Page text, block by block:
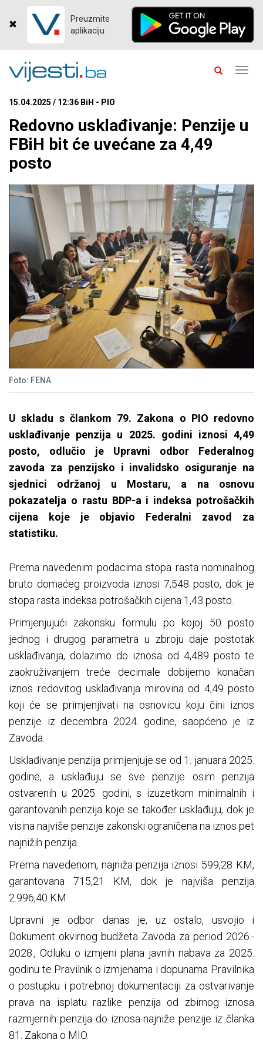
Preuzmite
aplikaciju
15.04.2025 / 12:36 BiH - PIO
Redovno usklađivanje: Penzije u
FBiH bit će uvećane za 4,49
posto
Foto: FENA
U skladu s člankom 79. Zakona o PIO redovno
usklađivanje penzija u 2025. godini iznosi 4,49
posto, odlučio je Upravni odbor Federalnog
zavoda za penzijsko i invalidsko osiguranje na
sjednici održanoj u Mostaru, a na osnovu
pokazatelja o rastu BDP-a i indeksa potrošačkih
cijena koje je objavio Federalni zavod za
statistiku.
Prema navedenim podacima stopa rasta nominalnog
bruto domaćeg proizvoda iznosi 7,548 posto, dok je
stopa rasta indeksa potrošačkih cijena 1,43 posto.
Primjenjujući zakonsku formulu po kojoj 50 posto
jednog i drugog parametra u zbroju daje postotak
usklađivanja, dolazimo do iznosa od 4,489 posto te
zaokruživanjem treće decimale dobijemo konačan
iznos redovitog usklađivanja mirovina od 4,49 posto
koji će se primjenjivati na osnovicu koju čini iznos
penzije iz decembra 2024. godine, saopćeno je iz
Zavoda.
Usklađivanje penzija primjenjuje se od 1. januara 2025.
godine, a usklađuju se sve penzije osim penzija
ostvarenih u 2025. godini, s izuzetkom minimalnih i
garantovanih penzija koje se također usklađuju, dok je
visina najviše penzije zakonski ograničena na iznos pet
najnižih penzija.
Prema navedenom, najniža penzija iznosi 599,28 KM,
garantovana 715,21 KM, dok je najviša penzija
2.996,40 KM.
Upravni je odbor danas je, uz ostalo, usvojio i
Dokument okvirnog budžeta Zavoda za period 2026.-
2028., Odluku o izmjeni plana javnih nabava za 2025.
godinu te Pravilnik o izmjenama i dopunama Pravilnika
o postupku i potrebnoj dokumentaciji za ostvarivanje
prava na isplatu razlike penzija od zbirnog iznosa
razmjernih penzija do iznosa najniže penzije iz članka
81. Zakona o MIO.